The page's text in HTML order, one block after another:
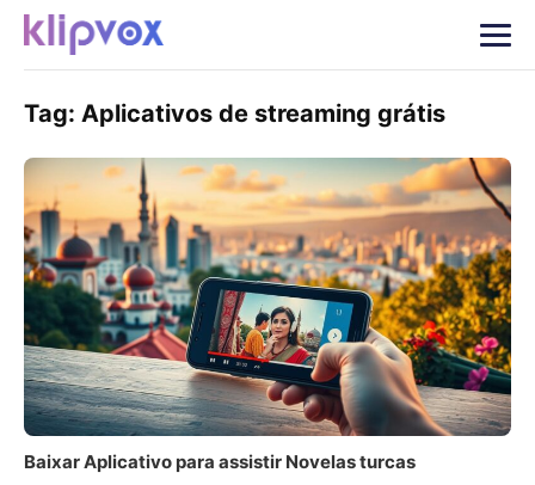
Tag: Aplicativos de streaming grátis
Baixar Aplicativo para assistir Novelas turcas